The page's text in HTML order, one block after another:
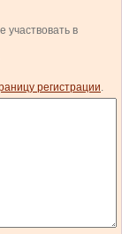
участвовать в
регистрации.